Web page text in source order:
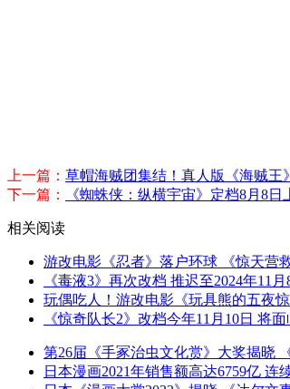
上一篇： 草帽海贼团集结！真人版《海贼王
下一篇：
《蜘蛛侠：纵横宇宙》定档8月8日
相关阅读
游改电影《忍者》落户环球 《惊天营
《毒液3》再次改档 推迟至2024年11
玩偶吃人！游改电影《玩具熊的五夜
《惊奇队长2》改档今年11月10日 将
第26届《手冢治虫文化赏》大奖揭晓
日本漫画2021年销售额高达6759亿 连